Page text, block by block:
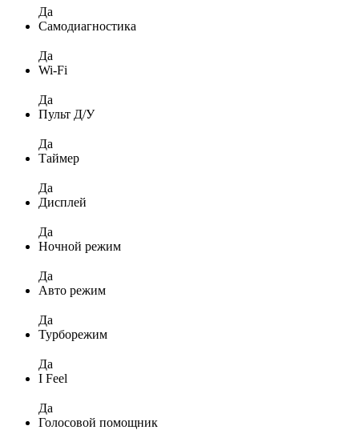
Да
Самодиагностика
Да
Wi-Fi
Да
Пульт Д/У
Да
Таймер
Да
Дисплей
Да
Ночной режим
Да
Авто режим
Да
Турборежим
Да
I Feel
Да
Голосовой помощник